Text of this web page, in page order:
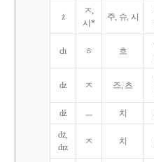
ż
ㅈ,
시*
주, 슈, 시
ch ㅎ 흐
dz ㅈ 즈, 츠
dź ㅡ 치
dż,
drz
ㅈ 치